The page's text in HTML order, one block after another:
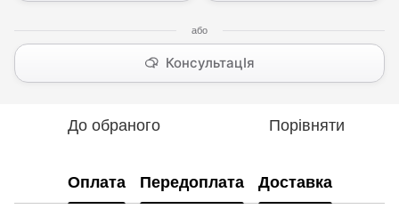
КонсультацІя
До обраного Порівняти
Оплата Передоплата Доставка